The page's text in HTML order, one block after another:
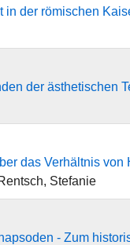
in der römischen
der ästhetischen
das Verhältnis
Stefanie
- Zum